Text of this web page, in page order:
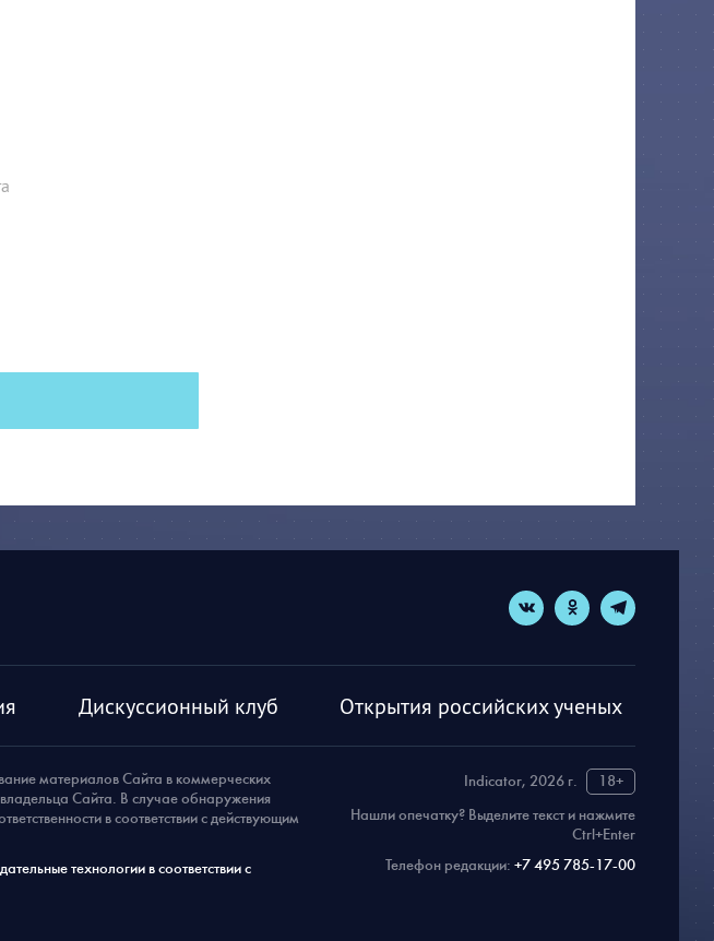
Дискуссионный клуб Открытия российских ученых
Indicator, 2026 г.
18+
Нашли опечатку? Выделите текст и нажмите
Ctrl+Enter
Телефон редакции: +7 495 785-17-00
материалов Сайта в коммерческих
Сайта. В случае обнаружения
в соответствии с действующим
технологии в соответствии с